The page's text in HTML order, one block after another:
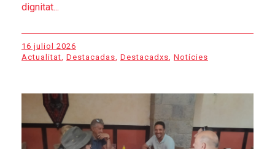
dignitat...
16 juliol 2026
Actualitat Destacadas Destacadxs Notícies